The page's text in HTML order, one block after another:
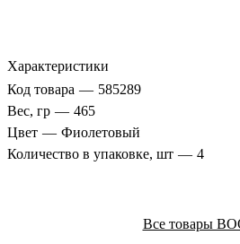
Характеристики
Код товара — 585289
Вес, гр — 465
Цвет — Фиолетовый
Количество в упаковке, шт — 4
Все товары